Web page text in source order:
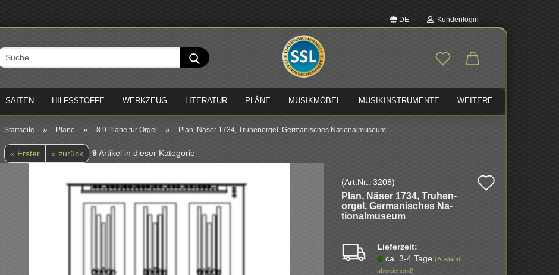
DE
Sprache auswählen
Lieferland
Kundenlogin
Passwort
Konto erstellen
Passwort vergessen?
Suche...
SAITEN HILFSSTOFFE WERKZEUG LITERATUR PLÄNE MUSIKMÖBEL MUSIKINSTRUMENTE WEITERE
Startseite » Pläne » 8.9 Pläne für Orgel » Plan, Näser 1734, Truhenorgel, Germanisches Nationalmuseum
« Erster « zurück 9Artikel in dieser Kategorie
(Art.Nr.: 3208)
Plan, Näser 1734, Tru­hen­
or­gel, Ger­ma­ni­sches Na­
tio­nal­mu­se­um
Lieferzeit:
ca. 3-4 Tage (Ausland
abweichend)